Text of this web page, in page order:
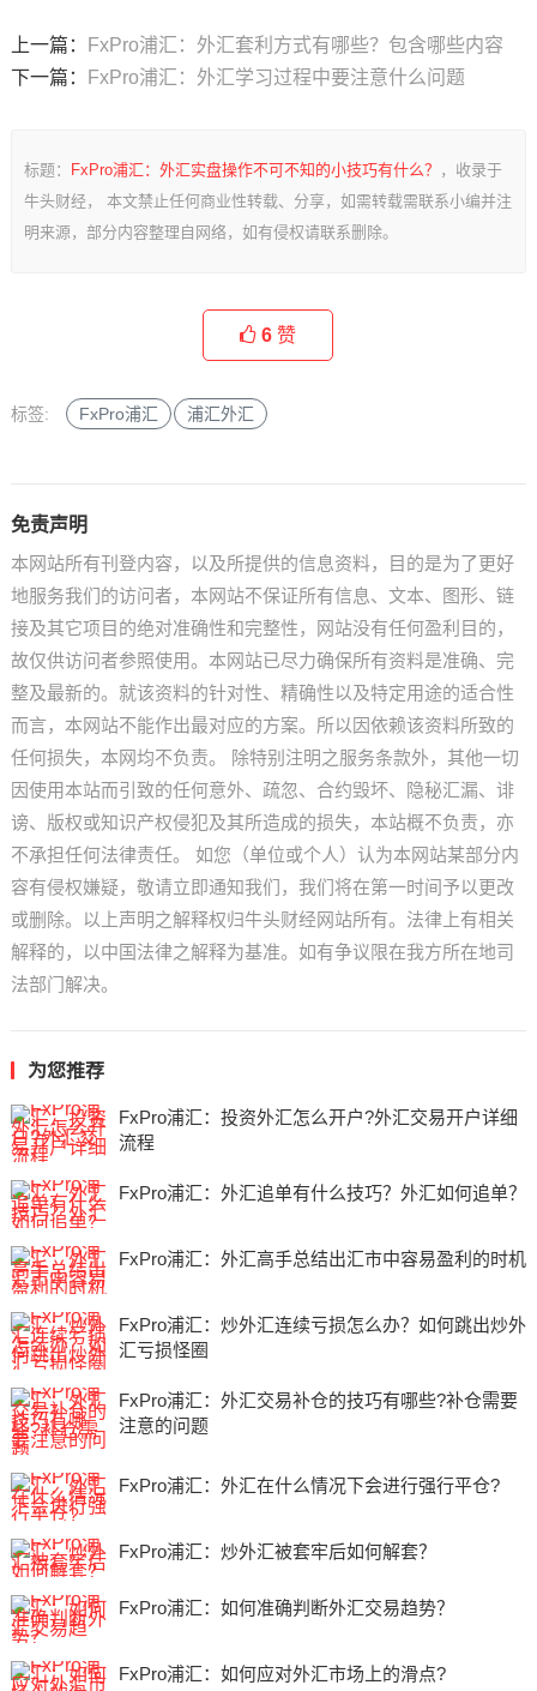
上一篇：
FxPro浦汇：外汇套利方式有哪些？包含哪些内容
下一篇：
FxPro浦汇：外汇学习过程中要注意什么问题
标题： FxPro浦汇：外汇实盘操作不可不知的小技巧有什么？ ，收录于
牛头财经， 本文禁止任何商业性转载、分享，如需转载需联系小编并注
明来源，部分内容整理自网络，如有侵权请联系删除。
6 赞
标签: FxPro浦汇 浦汇外汇
免责声明
本网站所有刊登内容，以及所提供的信息资料，目的是为了更好
地服务我们的访问者，本网站不保证所有信息、文本、图形、链
接及其它项目的绝对准确性和完整性，网站没有任何盈利目的，
故仅供访问者参照使用。本网站已尽力确保所有资料是准确、完
整及最新的。就该资料的针对性、精确性以及特定用途的适合性
而言，本网站不能作出最对应的方案。所以因依赖该资料所致的
任何损失，本网均不负责。 除特别注明之服务条款外，其他一切
因使用本站而引致的任何意外、疏忽、合约毁坏、隐秘汇漏、诽
谤、版权或知识产权侵犯及其所造成的损失，本站概不负责，亦
不承担任何法律责任。 如您（单位或个人）认为本网站某部分内
容有侵权嫌疑，敬请立即通知我们，我们将在第一时间予以更改
或删除。以上声明之解释权归牛头财经网站所有。法律上有相关
解释的，以中国法律之解释为基准。如有争议限在我方所在地司
法部门解决。
为您推荐
FxPro浦汇：投资外汇怎么开户?外汇交易开户详细
流程
FxPro浦汇：外汇追单有什么技巧？外汇如何追单？
FxPro浦汇：外汇高手总结出汇市中容易盈利的时机
FxPro浦汇：炒外汇连续亏损怎么办？如何跳出炒外
汇亏损怪圈
FxPro浦汇：外汇交易补仓的技巧有哪些?补仓需要
注意的问题
FxPro浦汇：外汇在什么情况下会进行强行平仓?
FxPro浦汇：炒外汇被套牢后如何解套？
FxPro浦汇：如何准确判断外汇交易趋势？
FxPro浦汇：如何应对外汇市场上的滑点?